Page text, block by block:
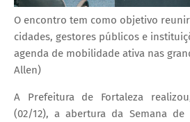
O encontro tem como objetivo
cidades, gestores públicos e
agenda de mobilidade ativa nas
Allen)
A Prefeitura de Fortaleza
(02/12), a abertura da Semana